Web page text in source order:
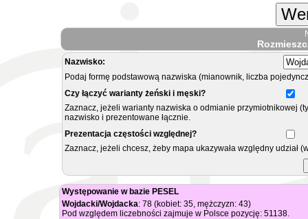
Nazwisko:
Podaj formę podstawową nazwiska (mianownik, liczba
Czy łączyć warianty żeński i męski?
Zaznacz, jeżeli warianty nazwiska o odmianie przymiotnikowej
nazwisko i prezentowane łącznie.
Prezentacja częstości względnej?
Zaznacz, jeżeli chcesz, żeby mapa ukazywała względny
Występowanie w bazie PESEL
Wojdacki/Wojdacka: 78 (kobiet: 35, mężczyzn: 43)
Pod względem liczebności zajmuje w Polsce pozycję: 51138.